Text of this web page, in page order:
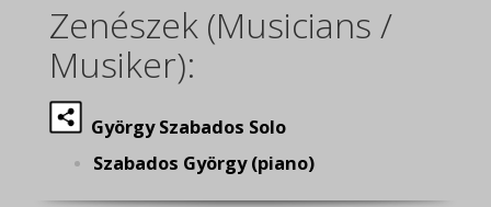
Zenészek (Musicians /
Musiker):
György Szabados Solo
Szabados György (piano)